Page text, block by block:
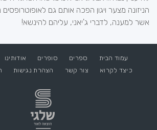
הניזונה מצער ויגון הפכה אותם גם
אשר למענה, לדברי ג'יאני, עליהם להינשא!
עמוד הבית ספרים סופרים אודותינו
כיצד לקרוא
צור קשר הצהרת נגישות